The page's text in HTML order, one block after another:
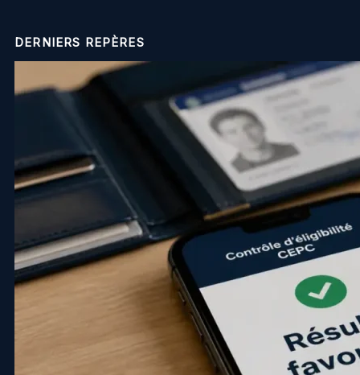
DERNIERS REPÈRES